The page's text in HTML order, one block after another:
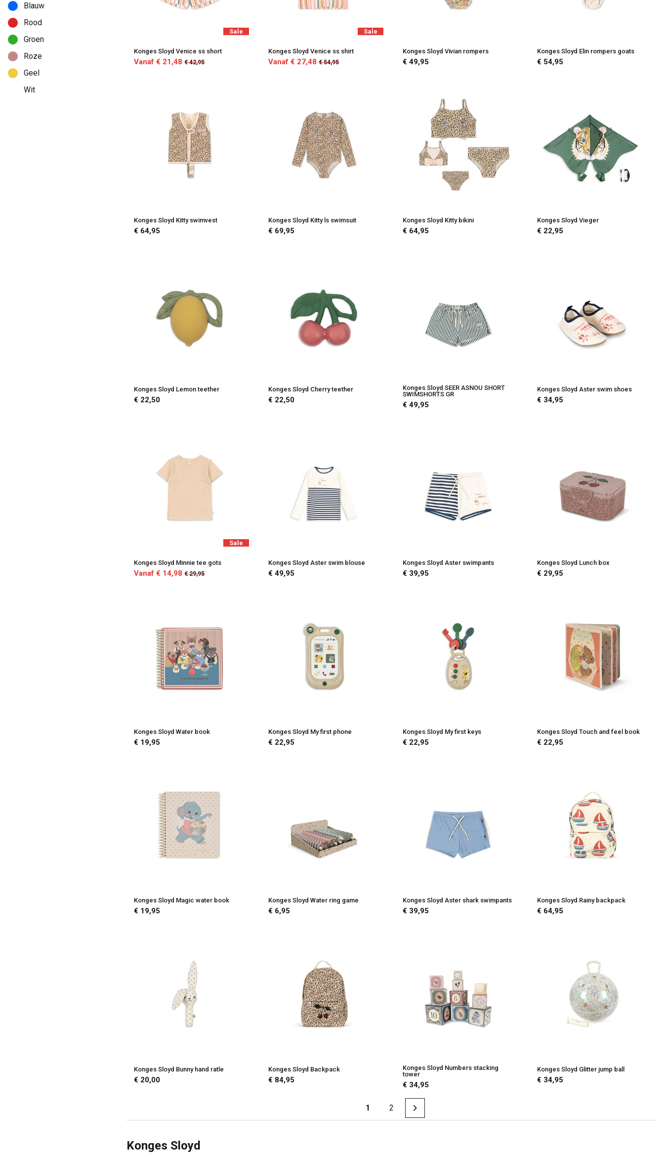
Blauw
Rood
Groen
Roze
Geel
Wit
Sale
Konges Sloyd Venice ss short
Vanaf € 21,48 € 42,95
Sale
Konges Sloyd Venice ss shirt
Vanaf € 27,48 € 54,95
Konges Sloyd Vivian rompers
€ 49,95
Konges Sloyd Elin rompers goats
€ 54,95
Konges Sloyd Kitty swimvest
€ 64,95
Konges Sloyd Kitty ls swimsuit
€ 69,95
Konges Sloyd Kitty bikini
€ 64,95
Konges Sloyd Vieger
€ 22,95
Konges Sloyd Lemon teether
€ 22,50
Konges Sloyd Cherry teether
€ 22,50
Konges Sloyd SEER ASNOU SHORT
SWIMSHORTS GR
€ 49,95
Konges Sloyd Aster swim shoes
€ 34,95
Sale
Konges Sloyd Minnie tee gots
Vanaf € 14,98 € 29,95
Konges Sloyd Aster swim blouse
€ 49,95
Konges Sloyd Aster swimpants
€ 39,95
Konges Sloyd Lunch box
€ 29,95
Konges Sloyd Water book
€ 19,95
Konges Sloyd My first phone
€ 22,95
Konges Sloyd My first keys
€ 22,95
Konges Sloyd Touch and feel book
€ 22,95
Konges Sloyd Magic water book
€ 19,95
Konges Sloyd Water ring game
€ 6,95
Konges Sloyd Aster shark swimpants
€ 39,95
Konges Sloyd Rainy backpack
€ 64,95
Konges Sloyd Bunny hand ratle
€ 20,00
Konges Sloyd Backpack
€ 84,95
Konges Sloyd Numbers stacking
tower
€ 34,95
Konges Sloyd Glitter jump ball
€ 34,95
1 2
Konges Sloyd